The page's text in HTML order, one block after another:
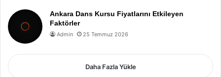
Ankara Dans Kursu Fiyatlarını Etkileyen
Faktörler
Admin 25 Temmuz 2026
Daha Fazla Yükle